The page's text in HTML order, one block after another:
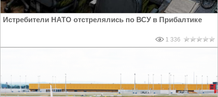
Истребители НАТО отстрелялись по ВСУ в Прибалтике
1 336